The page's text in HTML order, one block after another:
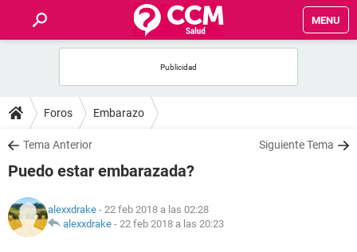
MENU
FOROS
SALUD
NUTRICIÓN
Foros Embarazo
Tema Anterior Siguiente Tema
Puedo estar embarazada?
alexxdrake - 22 feb 2018 a las 02:28
alexxdrake - 22 feb 2018 a las 20:23